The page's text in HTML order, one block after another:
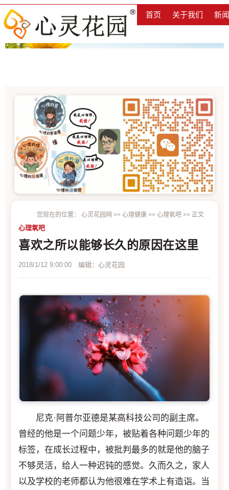
首页 关于我们 新
您现在的位置： 心灵花园网 >> 心理健康 >> 心理氧吧 >> 正文
心理氧吧
喜欢之所以能够长久的原因在这里
2018/1/12 9:00:00 编辑：心灵花园
尼克·阿普尔亚德是某高科技公司的副主席。
曾经的他是一个问题少年，被贴着各种问题少年的
标签，在成长过程中，被批判最多的就是他的脑子
不够灵活，给人一种迟钝的感觉。久而久之，家人
以及学校的老师都认为他很难在学术上有造诣。当